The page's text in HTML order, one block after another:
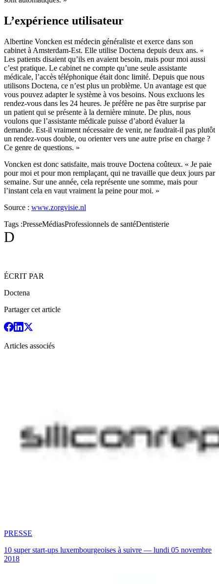
L’expérience utilisateur
Albertine Voncken est médecin généraliste et exerce dans son
cabinet à Amsterdam-Est. Elle utilise Doctena depuis deux ans. «
Les patients disaient qu’ils en avaient besoin, mais pour moi aussi
c’est pratique. Le cabinet ne compte qu’une seule assistante
médicale, l’accès téléphonique était donc limité. Depuis que nous
utilisons Doctena, ce n’est plus un problème. Un avantage est que
vous pouvez adapter le système à vos besoins. Nous excluons les
rendez-vous dans les 24 heures. Je préfère ne pas être surprise par
un patient qui se présente à la dernière minute. De plus, nous
voulons que l’assistante médicale puisse d’abord évaluer la
demande. Est-il vraiment nécessaire de venir, ne faudrait-il pas plutôt
un rendez-vous double, ou orienter vers une autre prise en charge ?
Ce genre de questions. »
Voncken est donc satisfaite, mais trouve Doctena coûteux. « Je paie
pour moi et pour mon remplaçant, qui ne travaille que deux jours par
semaine. Sur une année, cela représente une somme, mais pour
l’instant cela en vaut vraiment la peine pour moi. »
Source : www.zorgvisie.nl
Tags :PresseMédiasProfessionnels de santéDentisterie
D
ÉCRIT PAR
Doctena
Partager cet article
Articles associés
PRESSE
10 super start-ups luxembourgeoises à suivre — lundi 05 novembre
2018